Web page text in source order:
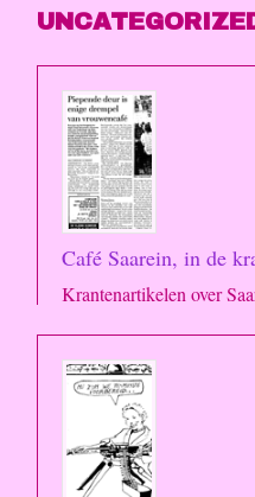
Café Saarein, in de
Krantenartikelen over